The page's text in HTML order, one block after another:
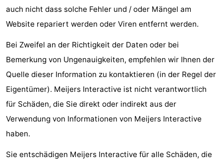
Surfen
Essen
trinken
Praktisch
Route
auch nicht dass solche Fehler und / oder Mängel am
Website repariert werden oder Viren entfernt werden.
Bei Zweifel an der Richtigkeit der Daten oder bei
Bemerkung von Ungenauigkeiten, empfehlen wir Ihnen der
Quelle dieser Information zu kontaktieren (in der Regel der
Eigentümer). Meijers Interactive ist nicht verantwortlich
für Schäden, die Sie direkt oder indirekt aus der
Verwendung von Informationen von Meijers Interactive
haben.
Sie entschädigen Meijers Interactive für alle Schäden, die